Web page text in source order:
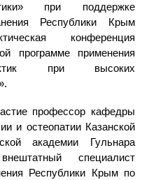
при поддержке
Республики Крым
конференция
программе применения
при высоких
профессор кафедры
и остеопатии Казанской
академии Гульнара
специалист
Республики Крым по